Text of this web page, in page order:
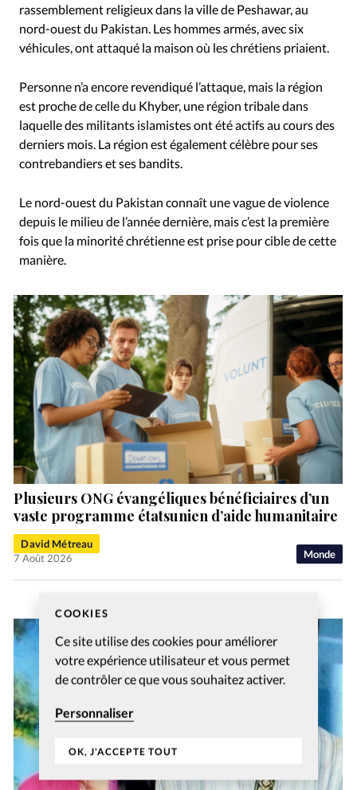
COOKIES
Ce site utilise des cookies pour améliorer
votre expérience utilisateur et vous permet
de contrôler ce que vous souhaitez activer.
Personnaliser
OK, J'ACCEPTE TOUT
rassemblement religieux dans la ville de Peshawar, au
nord-ouest du Pakistan. Les hommes armés, avec six
véhicules, ont attaqué la maison où les chrétiens priaient.
Personne n’a encore revendiqué l’attaque, mais la région
est proche de celle du Khyber, une région tribale dans
laquelle des militants islamistes ont été actifs au cours des
derniers mois. La région est également célèbre pour ses
contrebandiers et ses bandits.
Le nord-ouest du Pakistan connaît une vague de violence
depuis le milieu de l’année dernière, mais c’est la première
fois que la minorité chrétienne est prise pour cible de cette
manière.
Monde
Plusieurs ONG évangéliques bénéficiaires d’un
vaste programme étatsunien d’aide humanitaire
David Métreau
7 Août 2026